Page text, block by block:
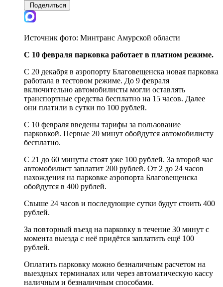
Поделиться
Источник фото: Минтранс Амурской области
С 10 февраля парковка работает в платном режиме.
С 20 декабря в аэропорту Благовещенска новая парковка
работала в тестовом режиме. До 9 февраля
включительно автомобилисты могли оставлять
транспортные средства бесплатно на 15 часов. Далее
они платили в сутки по 100 рублей.
С 10 февраля введены тарифы за пользование
парковкой. Первые 20 минут обойдутся автомобилисту
бесплатно.
С 21 до 60 минуты стоят уже 100 рублей. За второй час
автомобилист заплатит 200 рублей. От 2 до 24 часов
нахождения на парковке аэропорта Благовещенска
обойдутся в 400 рублей.
Свыше 24 часов и последующие сутки будут стоить 400
рублей.
За повторный въезд на парковку в течение 30 минут с
момента выезда с неё придётся заплатить ещё 100
рублей.
Оплатить парковку можно безналичным расчетом на
выездных терминалах или через автоматическую кассу
наличным и безналичным способами.